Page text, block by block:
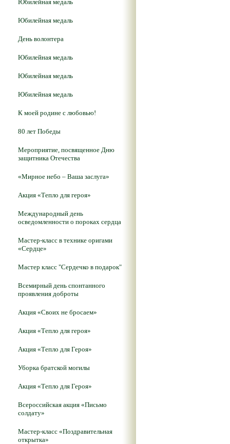
Юбилейная медаль
Юбилейная медаль
День волонтера
Юбилейная медаль
Юбилейная медаль
Юбилейная медаль
К моей родине с любовью!
80 лет Победы
Мероприятие, посвященное Дню
защитника Отечества
«Мирное небо – Ваша заслуга»
Акция «Тепло для героя»
Международный день
осведомленности о пороках сердца
Мастер-класс в технике оригами
«Сердце»
Мастер класс "Сердечко в подарок"
Всемирный день спонтанного
проявления доброты
Акция «Своих не бросаем»
Акция «Тепло для героя»
Акция «Тепло для Героя»
Уборка братской могилы
Акция «Тепло для Героя»
Всероссийская акция «Письмо
солдату»
Мастер-класс «Поздравительная
открытка»